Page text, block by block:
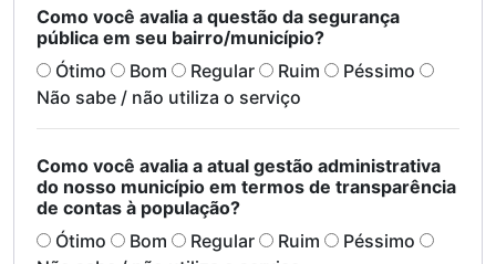
Como você avalia a questão da segurança
pública em seu bairro/município?
Ótimo
Bom Regular Ruim
Péssimo
Não sabe / não utiliza o serviço
Como você avalia a atual gestão administrativa
do nosso município em termos de transparência
de contas à população?
Ótimo
Bom Regular Ruim
Péssimo